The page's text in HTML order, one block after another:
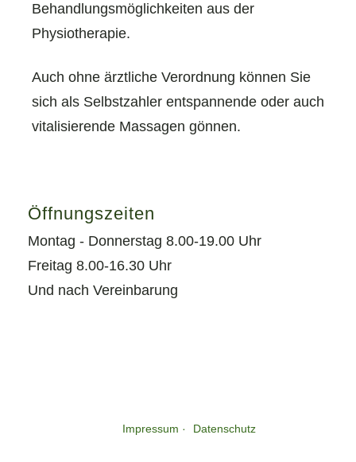
Behandlungsmöglichkeiten aus der
Physiotherapie.
Auch ohne ärztliche Verordnung können Sie
sich als Selbstzahler entspannende oder auch
vitalisierende Massagen gönnen.
Öffnungszeiten
Montag - Donnerstag 8.00-19.00 Uhr
Freitag 8.00-16.30 Uhr
Und nach Vereinbarung
Impressum Datenschutz